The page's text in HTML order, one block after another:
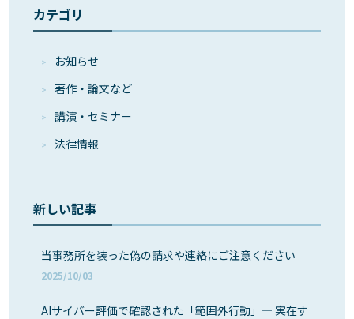
カテゴリ
お知らせ
著作・論⽂など
講演・セミナー
法律情報
新しい記事
当事務所を装った偽の請求や連絡にご注意ください
2025/10/03
AIサイバー評価で確認された「範囲外行動」― 実在す